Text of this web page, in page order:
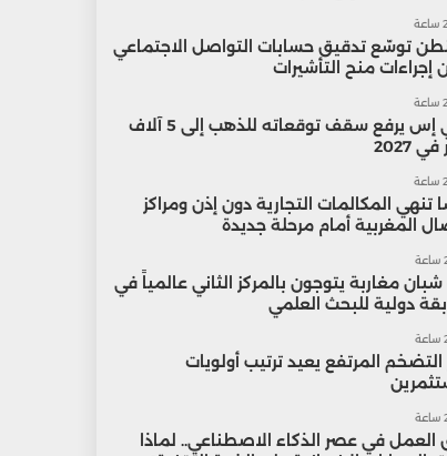
توسّع تدقيق حسابات التواصل الاجتماعي
منح التأشيرات
يو بي إس يرفع سقف توقعاته للذهب إلى 5 آلاف
2027
تنهي المكالمات التجارية دون إذن ومراكز
المغربية أمام مرحلة جديدة
مغاربة يتوجون بالمركز الثاني عالمياً في
دولية للبحث العلمي
المرتفع يعيد ترتيب أولويات
في عصر الذكاء الاصطناعي.. لماذا